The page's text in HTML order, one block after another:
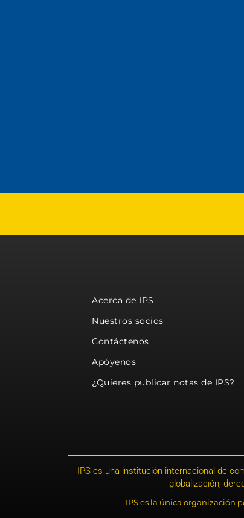
Acerca de IPS
Nuestros socios
Contáctenos
Apóyenos
¿Quieres publicar notas de IPS?
IPS es una institución internacional de
globalización,
IPS es la única organización